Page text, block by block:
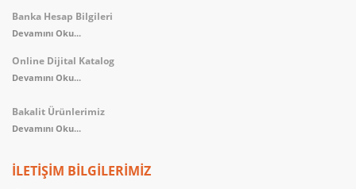
Banka Hesap Bilgileri
Devamını Oku...
Online Dijital Katalog
Devamını Oku...
Bakalit Ürünlerimiz
Devamını Oku...
İLETIŞIM BILGILERIMIZ